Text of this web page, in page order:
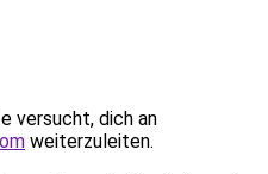
versucht, dich an
weiterzuleiten.